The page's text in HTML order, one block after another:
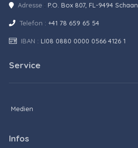
Adresse: P.O. Box 807, FL-9494 Schaan
Telefon : +41 78 659 65 54
IBAN : LI08 0880 0000 0566 4126 1
Service
Medien
Infos